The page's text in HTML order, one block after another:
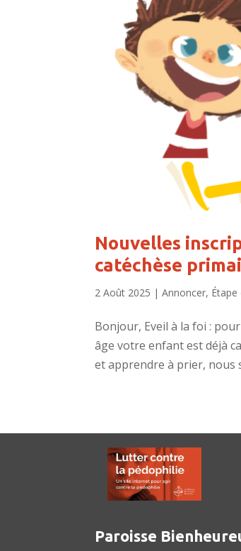
Nouvelles
catéchèse
2 Août 2025 |Annoncer, Étape
Bonjour, Eveil à la foi :
âge votre enfant est déjà
et apprendre à prier, nous
Paroisse